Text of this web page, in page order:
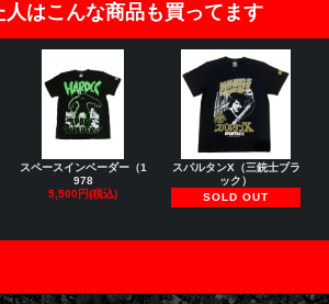
人はこんな商品も買ってます
スペースインベーダー（1
978
5,500円(税込)
スパルタンX（三銃士ブラ
ック）
SOLD OUT